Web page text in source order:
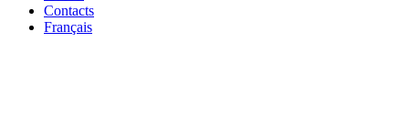
Contacts
Français